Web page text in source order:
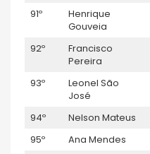
91º
Henrique
Gouveia
92º
Francisco
Pereira
93º
Leonel São
José
94º Nelson Mateus
95º
Ana Mendes